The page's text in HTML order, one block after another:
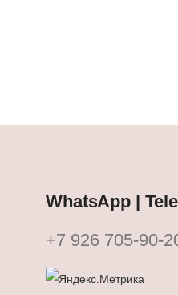
WhatsApp |
+7 926 705-90-